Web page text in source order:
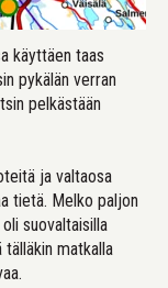
käyttäen taas
pykälän verran
pelkästään
ja valtaosa
tietä. Melko paljon
suovaltaisilla
tälläkin matkalla